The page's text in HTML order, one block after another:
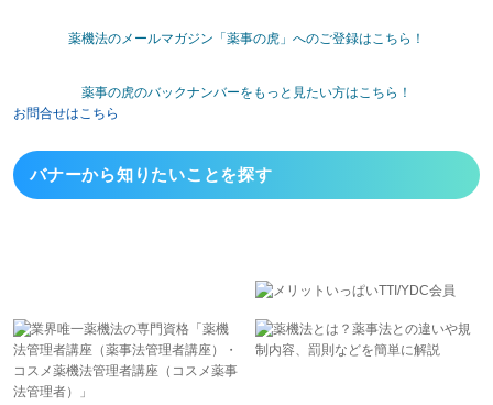
薬機法のメールマガジン「薬事の虎」へのご登録はこちら！
薬事の虎のバックナンバーをもっと見たい方はこちら！
お問合せはこちら
バナーから知りたいことを探す